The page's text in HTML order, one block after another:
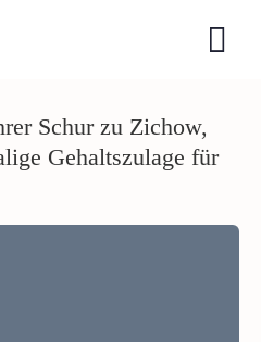
Schur zu Zichow,
Gehaltszulage für